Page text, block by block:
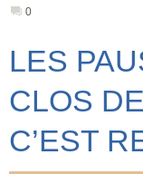
0
LES
CLOS
C’EST